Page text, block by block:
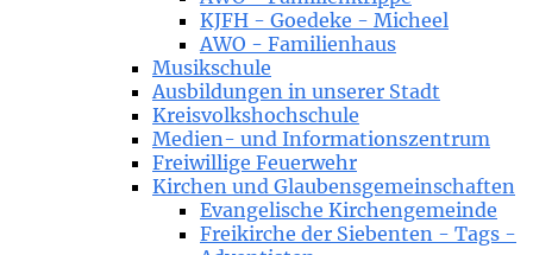
KJFH - Goedeke - Micheel
AWO - Familienhaus
Musikschule
Ausbildungen in unserer Stadt
Kreisvolkshochschule
Medien- und Informationszentrum
Freiwillige Feuerwehr
Kirchen und Glaubensgemeinschaften
Evangelische Kirchengemeinde
Freikirche der Siebenten - Tags -